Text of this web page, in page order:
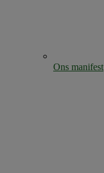
Ons manifest